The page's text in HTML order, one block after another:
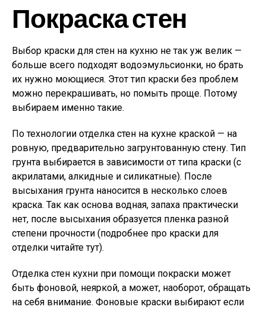
Покраска стен
Выбор краски для стен на кухню не так уж велик —
больше всего подходят водоэмульсионки, но брать
их нужно моющиеся. Этот тип краски без проблем
можно перекрашивать, но помыть проще. Потому
выбираем именно такие.
По технологии отделка стен на кухне краской — на
ровную, предварительно загрунтованную стену. Тип
грунта выбирается в зависимости от типа краски (с
акрилатами, алкидные и силикатные). После
высыхания грунта наносится в несколько слоев
краска. Так как основа водная, запаха практически
нет, после высыхания образуется пленка разной
степени прочности (подробнее про краски для
отделки читайте тут).
Отделка стен кухни при помощи покраски может
быть фоновой, неяркой, а может, наоборот, обращать
на себя внимание. Фоновые краски выбирают если